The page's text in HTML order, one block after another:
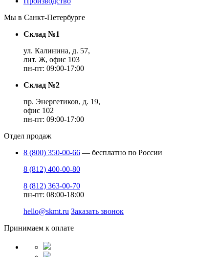
Мы в Санкт-Петербурге
Склад №1
ул. Калинина, д. 57,
лит. Ж, офис 103
пн-пт: 09:00-17:00
Склад №2
пр. Энергетиков, д. 19,
офис 102
пн-пт: 09:00-17:00
Отдел продаж
8 (800) 350-00-66 — бесплатно по России
8 (812) 400-00-80
8 (812) 363-00-70
пн-пт: 08:00-18:00
hello@skmt.ru Заказать звонок
Принимаем к оплате